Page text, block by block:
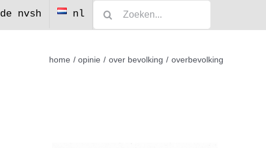
nvsh nl
naar:
home opinie over bevolking overbevolking